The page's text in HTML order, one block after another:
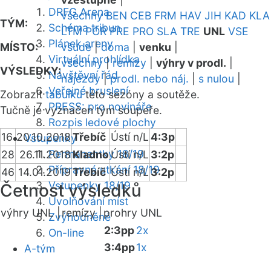
DRFG Arena
Schéma tribun
Plánek areny
Virtuální prohlídka
Návštěvní řád
Veřejné bruslení
PRESS: pro novináře
Rozpis ledové plochy
Vstupenky
Permanentky 18/19
Přípravná utkání 18/19
Vstupenky 18/19
Uvolňování míst
Zvýhodněné
On-line
A-tým
TÝM:
všechny BEN CEB FRM HAV JIH KAD KLA
LTM POR PRE PRO SLA TRE UNL VSE
MÍSTO:
všude|doma venku
VÝSLEDKY:
všechny|remízy výhry v prodl.
nájezdy|prodl. nebo náj. s nulou
Zobrazittabulkutéto sezóny a soutěže.
Tučně je vyznačen tým soupeře.
16 20.10.2018Třebíč Ústí n/L4:3p
28 26.11.2018KladnoÚstí n/L 3:2p
46 14.01.2019Třebíč Ústí n/L3:2p
Četnost výsledků
výhry UNL |remízy |prohry UNL
2:3pp2x
3:4pp1x